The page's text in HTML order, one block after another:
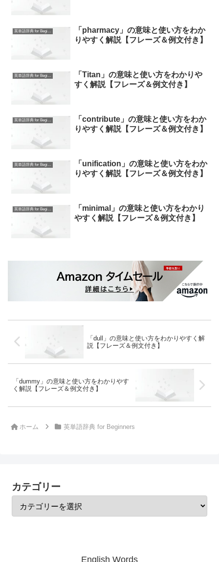
英単語辞典 for Beginners
「pharmacy」の意味と使い方をわか
りやすく解説【フレーズ＆例文付き】
英単語辞典 for Beginners
「Titan」の意味と使い方をわかりや
すく解説【フレーズ＆例文付き】
英単語辞典 for Beginners
「contribute」の意味と使い方をわか
りやすく解説【フレーズ＆例文付き】
英単語辞典 for Beginners
「unification」の意味と使い方をわか
りやすく解説【フレーズ＆例文付き】
英単語辞典 for Beginners
「minimal」の意味と使い方をわかり
やすく解説【フレーズ＆例文付き】
「dull」の意味と使い方をわかりやすく解
説【フレーズ＆例文付き】
「dummy」の意味と使い方をわかりやす
く解説【フレーズ＆例文付き】
ホーム 英単語辞典 for Beginners
カテゴリー
English Words